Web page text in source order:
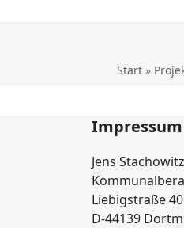
Start»
Impressum
Jens Stachowitz
Liebigstraße 40
D-44139